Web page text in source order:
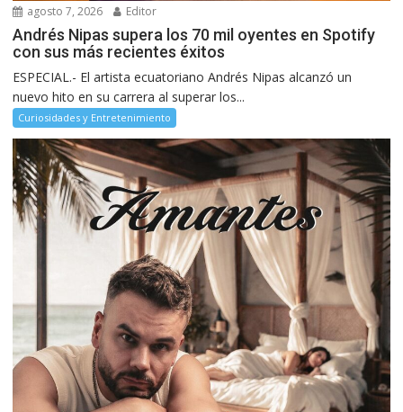
agosto 7, 2026 Editor
Andrés Nipas supera los 70 mil oyentes en Spotify
con sus más recientes éxitos
ESPECIAL.- El artista ecuatoriano Andrés Nipas alcanzó un
nuevo hito en su carrera al superar los...
Curiosidades y Entretenimiento